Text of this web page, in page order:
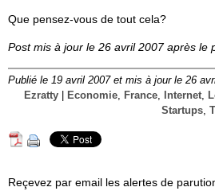
Que pensez-vous de tout cela?
Post mis à jour le 26 avril 2007 après le
Publié le 19 avril 2007 et mis à jour le 26
Ezratty
Economie France Internet
Startups
Reçevez par email les alertes de